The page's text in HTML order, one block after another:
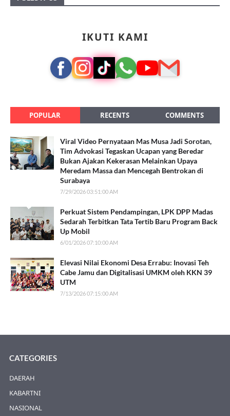
IKUTI KAMI
POPULAR RECENTS COMMENTS
Viral Video Pernyataan Mas Musa Jadi Sorotan,
Tim Advokasi Tegaskan Ucapan yang Beredar
Bukan Ajakan Kekerasan Melainkan Upaya
Meredam Massa dan Mencegah Bentrokan di
Surabaya
7/29/2026 03:51:00 AM
Perkuat Sistem Pendampingan, LPK DPP Madas
Sedarah Terbitkan Tata Tertib Baru Program Back
Up Mobil
6/01/2026 07:10:00 AM
Elevasi Nilai Ekonomi Desa Errabu: Inovasi Teh
Cabe Jamu dan Digitalisasi UMKM oleh KKN 39
UTM
7/13/2026 07:15:00 AM
CATEGORIES
DAERAH
KABARTNI
NASIONAL